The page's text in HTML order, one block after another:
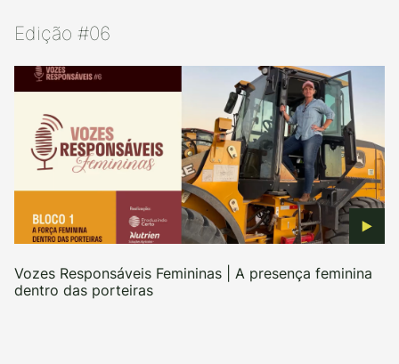
Edição #06
Vozes Responsáveis Femininas | A presença feminina
dentro das porteiras